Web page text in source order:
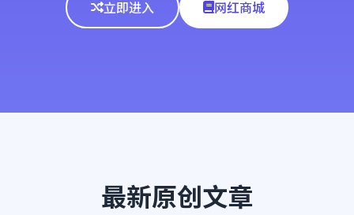
立即进入 网红商城
最新原创文章